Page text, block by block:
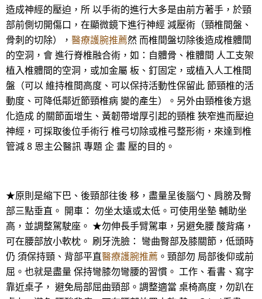
造成神經的壓迫，所 以手術的進行大多是由前方著手，於頸
部前側切開傷口，在顯微鏡下進行神經 減壓術（頸椎間盤、
骨刺的切除）， 醫療護腕推薦然 而椎間盤切除後造成椎體間
的空洞，會 進行脊椎融合術，如：自體骨、椎體間 人工支架
植入椎體間的空洞，或加金屬 板、釘固定，或植入人工椎間
盤（可以 維持椎間高度、可以保持活動性保留此 節頸椎的活
動度、可降低鄰近節頸椎病 變的產生）。另外由頸椎後方退
化造成 的關節面增生、黃韌帶增厚引起的頸椎 狹窄進而壓迫
神經，可採取後位手術行 椎弓切除或椎弓整形術，來達到椎
管減 8 恩主公醫訊 專題 企 畫 壓的目的。
★原則是縮下巴、後頸部往後 移，盡量呈後腦勺、肩膀及臀
部三點垂直。 開車： 勿坐太遠或太低。可使用坐墊 輔助坐
高，並調整駕駛座。 ★勿伸長手臂駕車，另避免腰 酸背痛，
可在腰部放小軟枕。 刷牙洗臉： 彎曲臀部及膝關節，低頭時
仍 須保持頸、背部平直醫療護腕推薦 。頸部勿 局部後仰或前
屈。也就是盡量 保持彎膝勿彎腰的習慣。 工作、看書、寫字
靠近桌子， 避免局部屈曲頸部。調整適當 桌椅高度，勿趴在